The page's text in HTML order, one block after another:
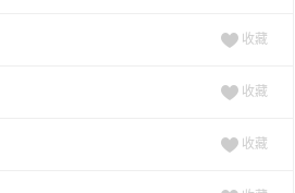
 收藏
 收藏
 收藏